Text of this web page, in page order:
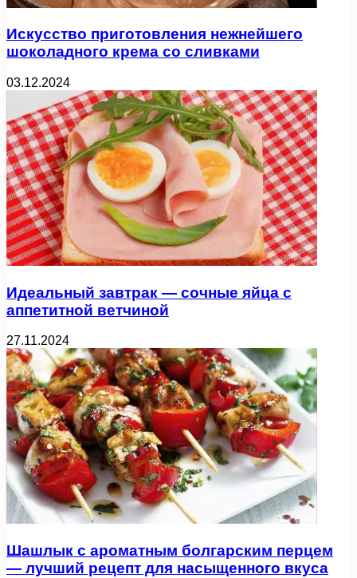
Искусство приготовления нежнейшего
шоколадного крема со сливками
03.12.2024
Идеальный завтрак — сочные яйца с
аппетитной ветчиной
27.11.2024
Шашлык с ароматным болгарским перцем
— лучший рецепт для насыщенного вкуса